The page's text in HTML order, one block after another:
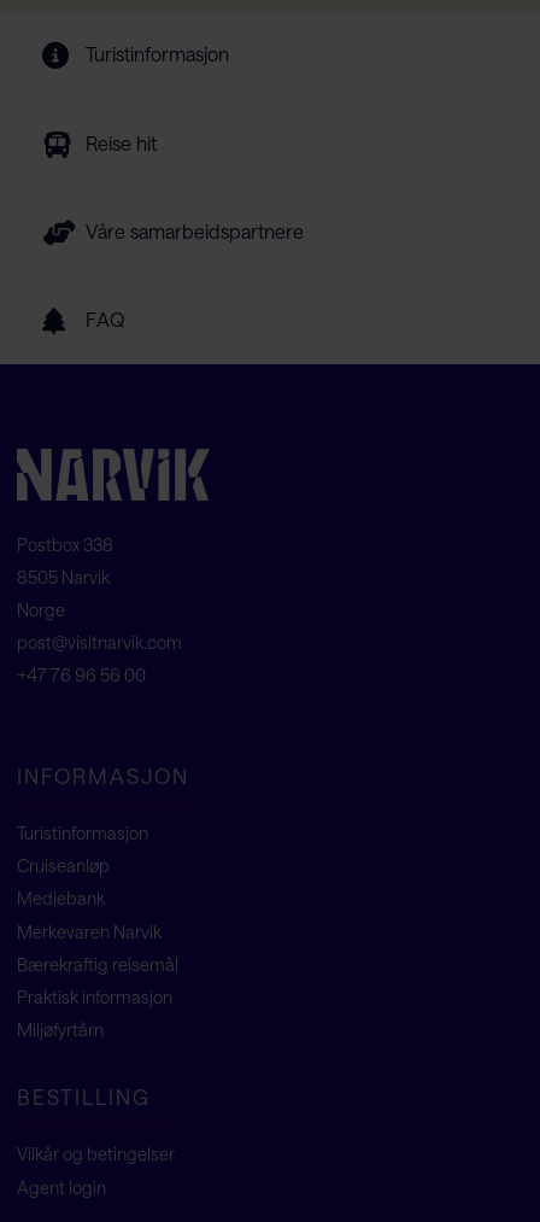
Turistinformasjon
Reise hit
Våre samarbeidspartnere
FAQ
Postbox 338
8505 Narvik
Norge
post@visitnarvik.com
+47 76 96 56 00
INFORMASJON
Turistinformasjon
Cruiseanløp
Mediebank
Merkevaren Narvik
Bærekraftig reisemål
Praktisk informasjon
Miljøfyrtårn
BESTILLING
Vilkår og betingelser
Agent login